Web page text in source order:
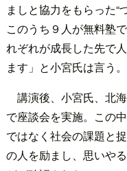
ましと協力をもらった“
このうち９人が無料塾
れぞれが成長した先で
ます」と小宮氏は言う。
講演後、小宮氏、北
で座談会を実施。この
ではなく社会の課題と
の人を励まし、思いや